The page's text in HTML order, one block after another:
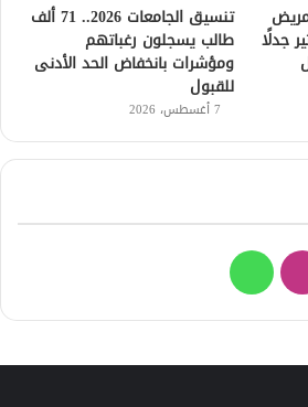
جدلًا
تنسيق الجامعات 2026.. 71 ألف
طالب يسجلون رغباتهم
ومؤشرات بانخفاض الحد الأدنى
للقبول
7 أغسطس، 2026
انستقرامواتساب